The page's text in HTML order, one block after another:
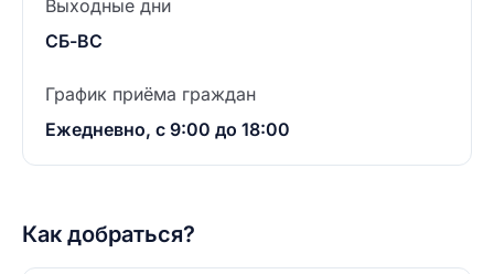
Выходные дни
СБ-ВС
График приёма граждан
Ежедневно, с 9:00 до 18:00
Как добраться?